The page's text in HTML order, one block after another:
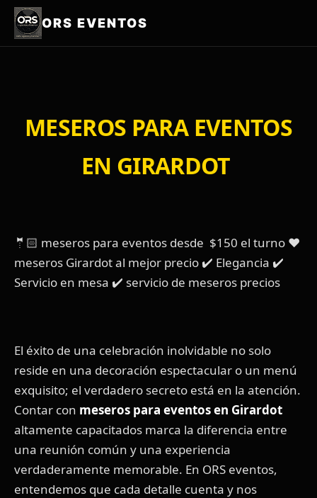
ORS EVENTOS
MESEROS PARA EVENTOS
EN GIRARDOT
🤵🏻 meseros para eventos desde $150 el turno ❤️
meseros Girardot al mejor precio ✔️ Elegancia ✔️
Servicio en mesa ✔️ servicio de meseros precios
El éxito de una celebración inolvidable no solo
reside en una decoración espectacular o un menú
exquisito; el verdadero secreto está en la atención.
Contar con meseros para eventos en Girardot
altamente capacitados marca la diferencia entre
una reunión común y una experiencia
verdaderamente memorable. En ORS eventos,
entendemos que cada detalle cuenta y nos